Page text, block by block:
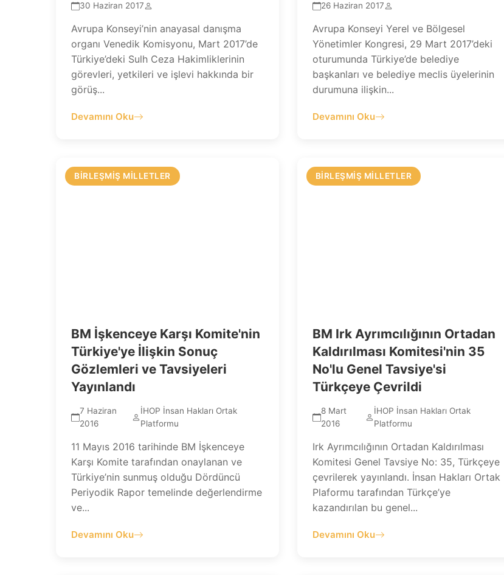
30 Haziran 2017
Avrupa Konseyi’nin anayasal danışma
organı Venedik Komisyonu, Mart 2017’de
Türkiye’deki Sulh Ceza Hakimliklerinin
görevleri, yetkileri ve işlevi hakkında bir
görüş...
Devamını Oku
26 Haziran 2017
Avrupa Konseyi Yerel ve Bölgesel
Yönetimler Kongresi, 29 Mart 2017’deki
oturumunda Türkiye’de belediye
başkanları ve belediye meclis üyelerinin
durumuna ilişkin...
Devamını Oku
BIRLEŞMIŞ MILLETLER
BM İşkenceye Karşı Komite'nin
Türkiye'ye İlişkin Sonuç
Gözlemleri ve Tavsiyeleri
Yayınlandı
7 Haziran
2016
İHOP İnsan Hakları Ortak
Platformu
11 Mayıs 2016 tarihinde BM İşkenceye
Karşı Komite tarafından onaylanan ve
Türkiye’nin sunmuş olduğu Dördüncü
Periyodik Rapor temelinde değerlendirme
ve...
Devamını Oku
BIRLEŞMIŞ MILLETLER
BM Irk Ayrımcılığının Ortadan
Kaldırılması Komitesi'nin 35
No'lu Genel Tavsiye'si
Türkçeye Çevrildi
8 Mart
2016
İHOP İnsan Hakları Ortak
Platformu
Irk Ayrımcılığının Ortadan Kaldırılması
Komitesi Genel Tavsiye No: 35, Türkçeye
çevrilerek yayınlandı. İnsan Hakları Ortak
Plaformu tarafından Türkçe’ye
kazandırılan bu genel...
Devamını Oku